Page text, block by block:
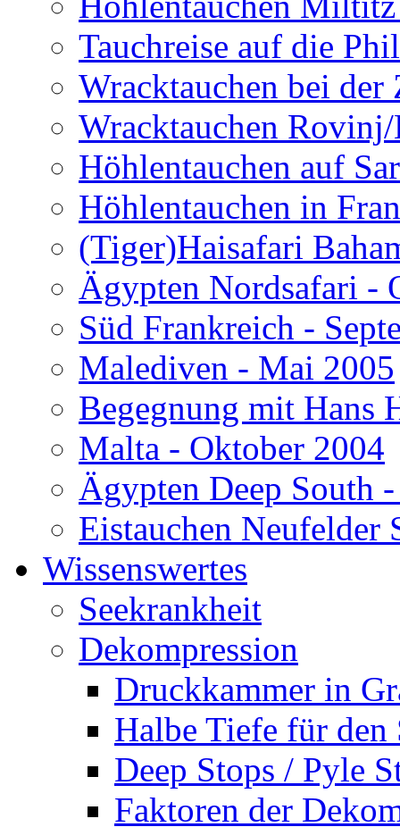
Tauchreise auf die
Wracktauchen bei der
Wracktauchen
Höhlentauchen auf
Höhlentauchen in
(Tiger)Haisafari
Ägypten Nordsafari -
Süd Frankreich -
Malediven - Mai 2005
Begegnung mit Hans
Malta - Oktober 2004
Ägypten Deep South
Eistauchen Neufelder
Wissenswertes
Seekrankheit
Dekompression
Druckkammer in
Halbe Tiefe für den
Deep Stops / Pyle
Faktoren der